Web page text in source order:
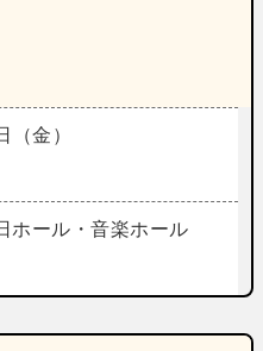
（金）
ホール・音楽ホール